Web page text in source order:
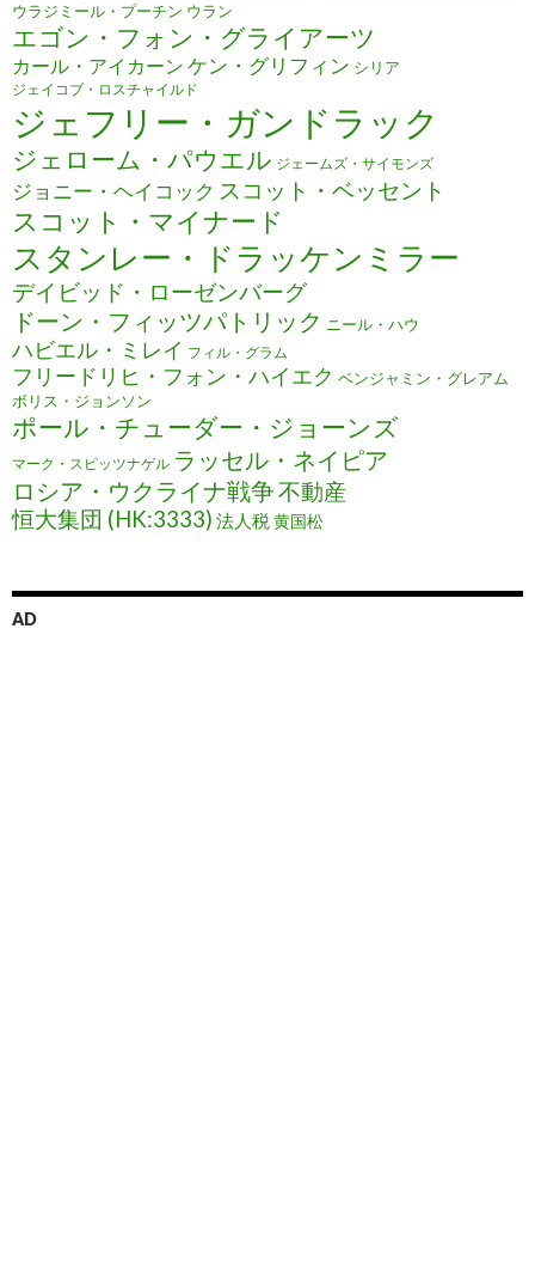
ウラジミール・プーチン ウラン
エゴン・フォン・グライアーツ
カール・アイカーン ケン・グリフィン シリア
ジェイコブ・ロスチャイルド
ジェフリー・ガンドラック
ジェローム・パウエル ジェームズ・サイモンズ
ジョニー・ヘイコック スコット・ベッセント
スコット・マイナード
スタンレー・ドラッケンミラー
デイビッド・ローゼンバーグ
ドーン・フィッツパトリック ニール・ハウ
ハビエル・ミレイ フィル・グラム
フリードリヒ・フォン・ハイエク ベンジャミン・グレアム
ボリス・ジョンソン
ポール・チューダー・ジョーンズ
マーク・スピッツナゲル ラッセル・ネイピア
ロシア・ウクライナ戦争不動産
恒大集団 (HK:3333) 法人税黄国松
AD